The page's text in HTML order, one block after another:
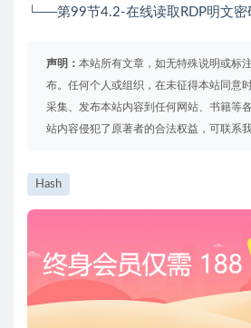
└──第99节4.2-在线读取RDP明文
声明： 本站所有文章，如无特殊说明或标
布。任何个人或组织，在未征得本站同意
采集、发布本站内容到任何网站、书籍等
站内容侵犯了原著者的合法权益，可联系
Hash